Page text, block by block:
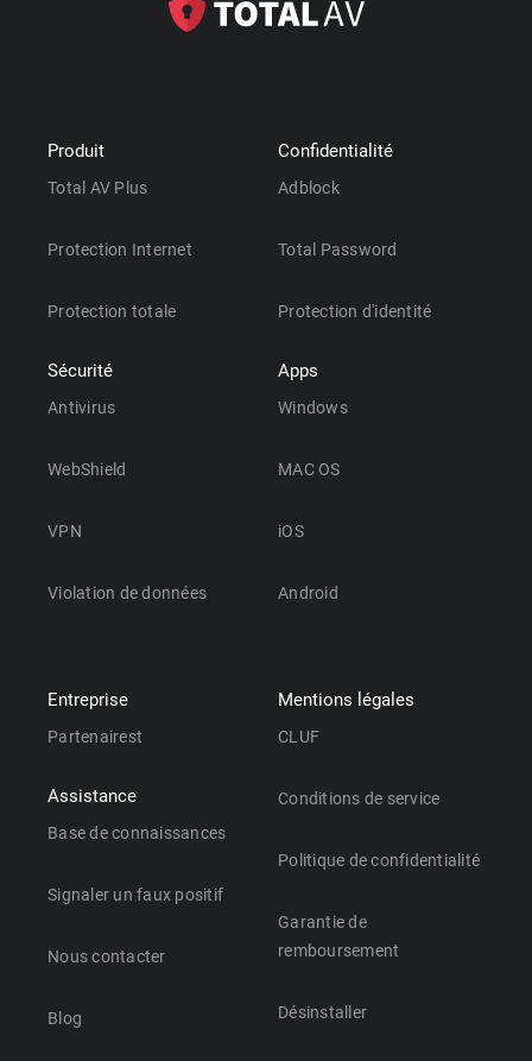
Produit
Total AV Plus
Protection Internet
Protection totale
Sécurité
Antivirus
WebShield
VPN
Violation de données
Confidentialité
Adblock
Total Password
Protection d'identité
Apps
Windows
MAC OS
iOS
Android
Entreprise
Partenairest
Assistance
Base de connaissances
Signaler un faux positif
Nous contacter
Blog
Mentions légales
CLUF
Conditions de service
Politique de confidentialité
Garantie de
remboursement
Désinstaller